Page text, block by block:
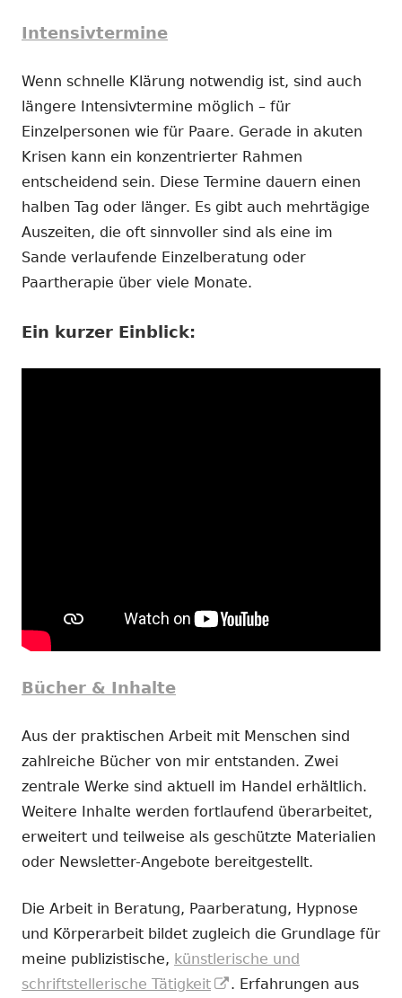
Intensivtermine
Wenn schnelle Klärung notwendig ist, sind auch
längere Intensivtermine möglich – für
Einzelpersonen wie für Paare. Gerade in akuten
Krisen kann ein konzentrierter Rahmen
entscheidend sein. Diese Termine dauern einen
halben Tag oder länger. Es gibt auch mehrtägige
Auszeiten, die oft sinnvoller sind als eine im
Sande verlaufende Einzelberatung oder
Paartherapie über viele Monate.
Ein kurzer Einblick:
Bücher & Inhalte
Aus der praktischen Arbeit mit Menschen sind
zahlreiche Bücher von mir entstanden. Zwei
zentrale Werke sind aktuell im Handel erhältlich.
Weitere Inhalte werden fortlaufend überarbeitet,
erweitert und teilweise als geschützte Materialien
oder Newsletter-Angebote bereitgestellt.
Die Arbeit in Beratung, Paarberatung, Hypnose
und Körperarbeit bildet zugleich die Grundlage für
meine publizistische, künstlerische und
schriftstellerische Tätigkeit
In
. Erfahrungen aus